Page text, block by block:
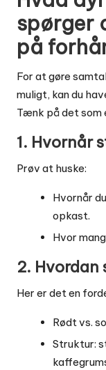
spørger
på
For at gøre
muligt, kan du
Tænk på det som
1. Hvornår
Prøv at huske:
Hvornår
opkast.
Hvor
2. Hvordan
Her er det en
Rødt vs.
Struktur: